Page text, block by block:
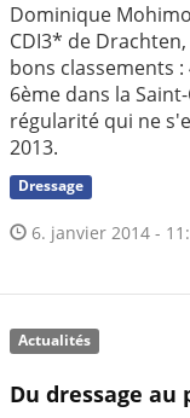
Dominique
CDI3* de
bons classements
6ème dans la
régularité qui ne
2013.
Dressage
6. janvier 2014 -
Actualités
Du dressage au